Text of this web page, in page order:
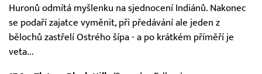
Huronů odmítá myšlenku na sjednocení Indiánů. Nakonec
se podaří zajatce vyměnit, při předávání ale jeden z
bělochů zastřelí Ostrého šípa - a po krátkém příměří je
veta...